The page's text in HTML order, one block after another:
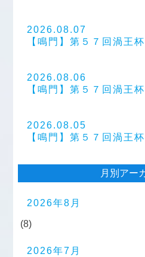
2026.08.07
【鳴門】第５７回渦王
2026.08.06
【鳴門】第５７回渦王
2026.08.05
【鳴門】第５７回渦王
月別アー
2026年8月
(8)
2026年7月